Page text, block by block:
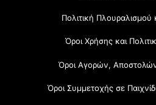
Πολιτική Πλουραλισμού
Όροι Χρήσης και
Όροι Αγορών,
Όροι Συμμετοχής σε